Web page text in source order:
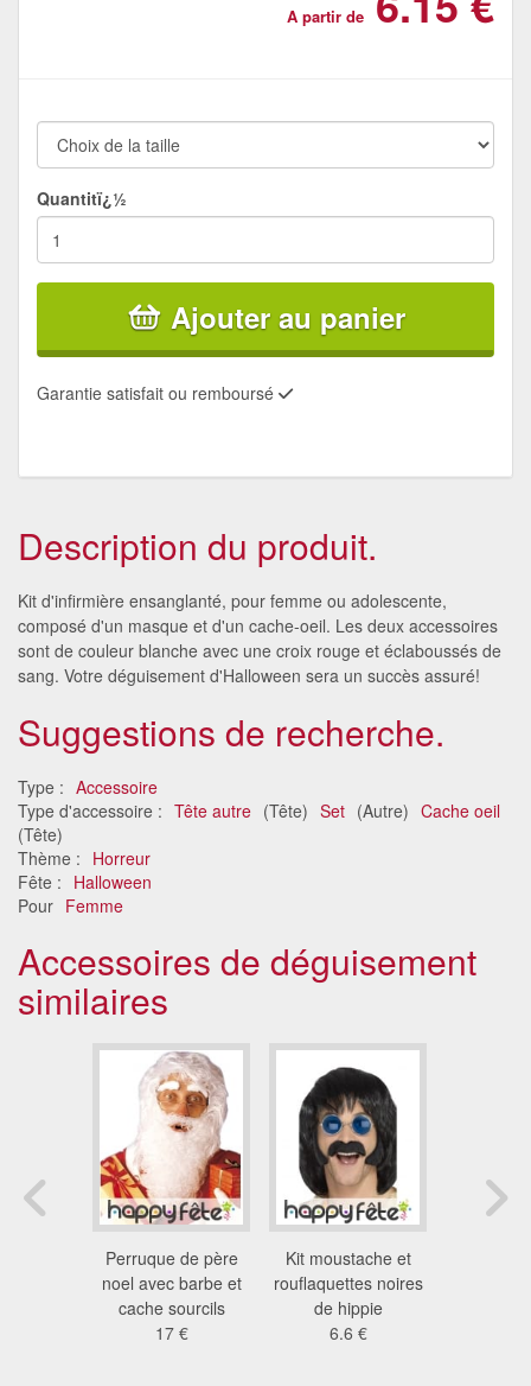
A partir de
Quantitï¿½
Ajouter au panier
Garantie satisfait ou remboursé
Description du produit.
Kit d'infirmière ensanglanté, pour femme ou adolescente,
composé d'un masque et d'un cache-oeil. Les deux accessoires
sont de couleur blanche avec une croix rouge et éclaboussés de
sang. Votre déguisement d'Halloween sera un succès assuré!
Suggestions de recherche.
Type : Accessoire
Type d'accessoire : Tête autre (Tête) Set (Autre) Cache oeil
(Tête)
Thème : Horreur
Fête : Halloween
Pour Femme
Accessoires de déguisement
similaires
Perruque de père
noel avec barbe et
cache sourcils
17 €
Kit moustache et
rouflaquettes noires
de hippie
6.6 €